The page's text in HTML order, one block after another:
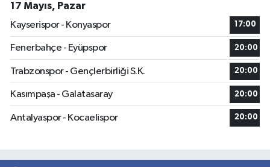
17 Mayıs, Pazar
Kayserispor - Konyaspor
17:00
Fenerbahçe - Eyüpspor 20:00
Trabzonspor - Gençlerbirliği S.K. 20:00
Kasımpaşa - Galatasaray 20:00
Antalyaspor - Kocaelispor 20:00